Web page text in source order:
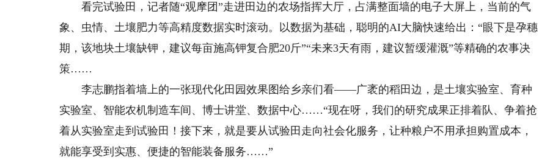
看完试验田，记者随“观摩团”走进田边的农场指挥大厅，占满整面墙的电子大屏上，当前的气
象、虫情、土壤肥力等高精度数据实时滚动。以数据为基础，聪明的AI大脑快速给出：“眼下是孕穗
期，该地块土壤缺钾，建议每亩施高钾复合肥20斤”“未来3天有雨，建议暂缓灌溉”等精确的农事决
策……
李志鹏指着墙上的一张现代化田园效果图给乡亲们看——广袤的稻田边，是土壤实验室、育种
实验室、智能农机制造车间、博士讲堂、数据中心……“现在呀，我们的研究成果正排着队、争着抢
着从实验室走到试验田！接下来，就是要从试验田走向社会化服务，让种粮户不用承担购置成本，
就能享受到实惠、便捷的智能装备服务……”